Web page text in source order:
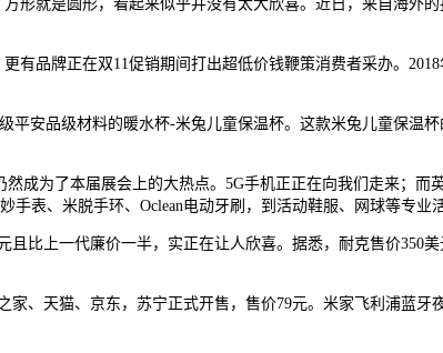
就是圆形，看起来似乎并没有太大欣喜。近日，来自海外
品牌正在双11促销期间打出超低价钱鞭策消费者采办。
安品级材料的暖水杯-米兔儿童保温杯。这款米兔儿童保温
为了本届展会上的大热点。5G手机正正在向我们走来；而
手表、米脱手环、Oclean电动牙刷，到活动鞋服、网球等专业
上一代廉价一半，实正在让人欣喜。据悉，耐克售价350
天猫、京东，苏宁正式开售，售价79元。米家飞利浦蓝牙